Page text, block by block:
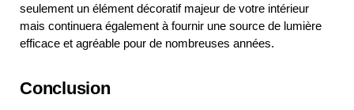
seulement un élément décoratif majeur de votre intérieur
mais continuera également à fournir une source de lumière
efficace et agréable pour de nombreuses années.
Conclusion